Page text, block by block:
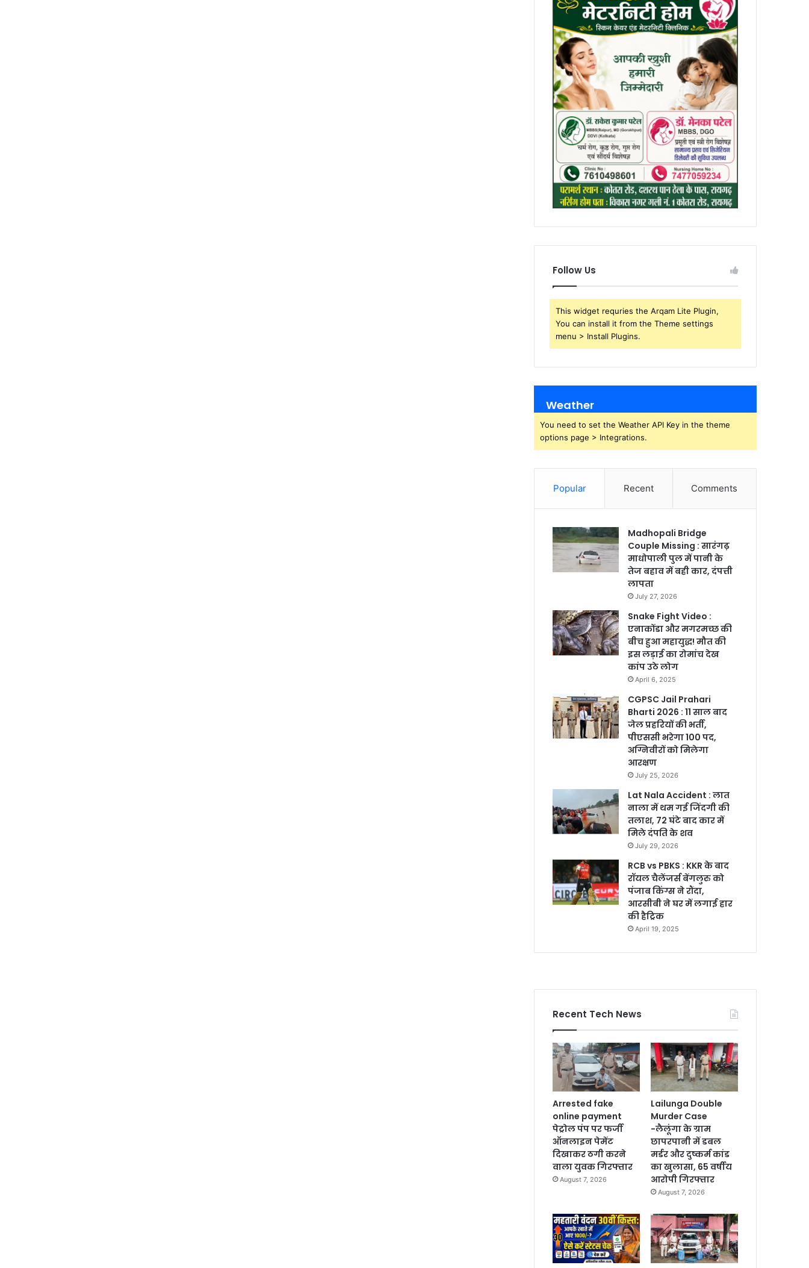
Follow Us
This widget requries the Arqam Lite Plugin,
You can install it from the Theme settings
menu > Install Plugins.
Weather
You need to set the Weather API Key in the theme
options page > Integrations.
Popular Recent Comments
Madhopali Bridge
Couple Missing : सारंगढ़
माधोपाली पुल में पानी के
तेज बहाव में बही कार, दंपत्ती
लापता
July 27, 2026
Snake Fight Video :
एनाकोंडा और मगरमच्छ की
बीच हुआ महायुद्ध! मौत की
इस लड़ाई का रोमांच देख
कांप उठे लोग
April 6, 2025
CGPSC Jail Prahari
Bharti 2026 : 11 साल बाद
जेल प्रहरियों की भर्ती,
पीएससी भरेगा 100 पद,
अग्निवीरों को मिलेगा
आरक्षण
July 25, 2026
Lat Nala Accident : लात
नाला में थम गई जिंदगी की
तलाश, 72 घंटे बाद कार में
मिले दंपति के शव
July 29, 2026
RCB vs PBKS : KKR के बाद
रॉयल चैलेंजर्स बेंगलुरु को
पंजाब किंग्स ने रौंदा,
आरसीबी ने घर में लगाई हार
की हैट्रिक
April 19, 2025
Recent Tech News
Arrested fake
online payment
पेट्रोल पंप पर फर्जी
ऑनलाइन पेमेंट
दिखाकर ठगी करने
वाला युवक गिरफ्तार
August 7, 2026
Lailunga Double
Murder Case
-लैलूंगा के ग्राम
छापरपानी में डबल
मर्डर और दुष्कर्म कांड
का खुलासा, 65 वर्षीय
आरोपी गिरफ्तार
August 7, 2026